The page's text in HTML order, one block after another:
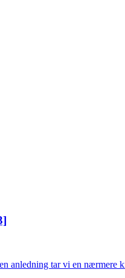
anledning tar vi en nærmere